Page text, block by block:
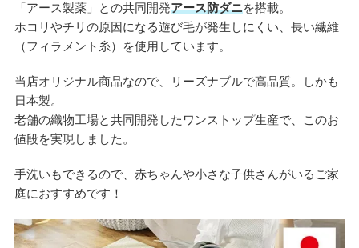
「アース製薬」との共同開発アース防ダニを搭載。
ホコリやチリの原因になる遊び毛が発生しにくい、長い繊維
（フィラメント糸）を使用しています。
当店オリジナル商品なので、リーズナブルで高品質。しかも
日本製。
老舗の織物工場と共同開発したワンストップ生産で、このお
値段を実現しました。
手洗いもできるので、赤ちゃんや小さな子供さんがいるご家
庭におすすめです！